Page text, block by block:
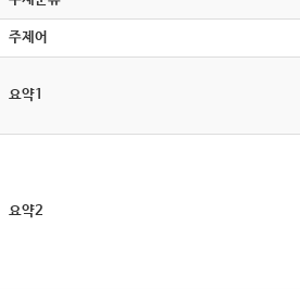
주제어
요약1
요약2